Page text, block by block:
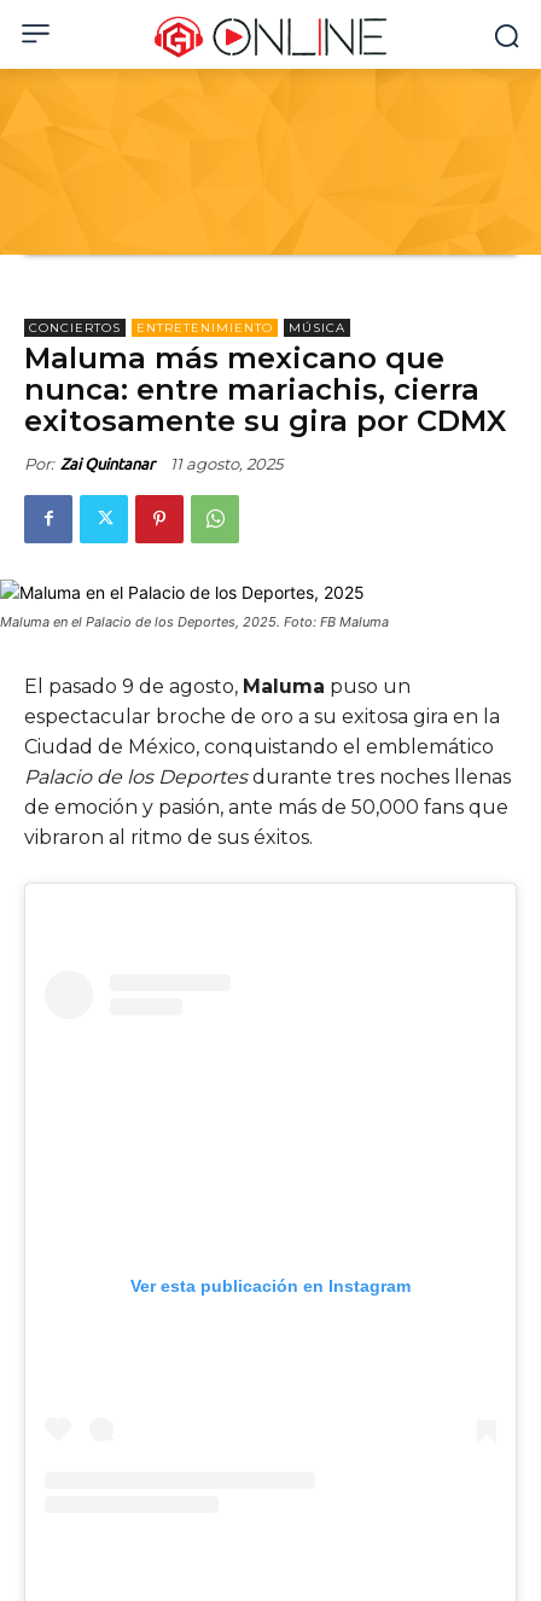
CONCIERTOS ENTRETENIMIENTO MÚSICA
Maluma más mexicano que
nunca: entre mariachis, cierra
exitosamente su gira por CDMX
Por: Zai Quintanar 11 agosto, 2025
Maluma en el Palacio de los Deportes, 2025. Foto: FB Maluma
El pasado 9 de agosto, Maluma puso un
espectacular broche de oro a su exitosa gira en la
Ciudad de México, conquistando el emblemático
Palacio de los Deportesdurante tres noches llenas
de emoción y pasión, ante más de 50,000 fans que
vibraron al ritmo de sus éxitos.
Ver esta publicación en Instagram